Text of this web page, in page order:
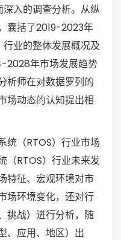
入的调查分析。从纵
囊括了2019-2023年
业的整体发展概况及
2028年市场发展趋势
析师在对数据罗列的
场动态的认知提出相
统（RTOS）行业市场
（RTOS）行业未来发
特征、宏观环境对市
场环境变化，还对行
挑战）进行分析，随
、应用、地区）出